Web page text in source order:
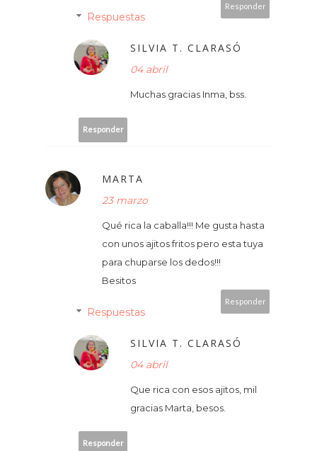
Responder
Respuestas
SILVIA T. CLARASÓ
04 abril
Muchas gracias Inma, bss.
Responder
MARTA
23 marzo
Qué rica la caballa!!! Me gusta hasta
con unos ajitos fritos pero esta tuya
para chuparse los dedos!!!
Besitos
Responder
Respuestas
SILVIA T. CLARASÓ
04 abril
Que rica con esos ajitos, mil
gracias Marta, besos.
Responder